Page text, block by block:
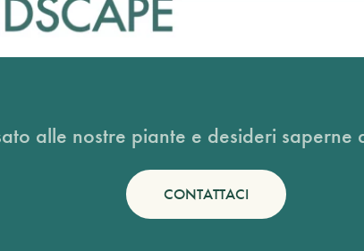
alle nostre piante e desideri
CONTATTACI